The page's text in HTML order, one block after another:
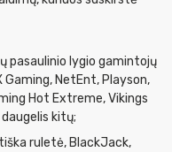
pasaulinio lygio gamintojų
Gaming, NetEnt, Playson,
Hot Extreme, Vikings
daugelis kitų;
ruletė, BlackJack,